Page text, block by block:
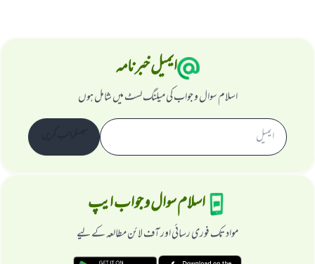
ایمیل خبرنامہ
اسلام سوال و جواب کی میلنگ لسٹ میں شامل ہوں
اسلام سوال و جواب ایپ
مواد تک فوری رسائی اور آف لائن مطالعہ کے لیے